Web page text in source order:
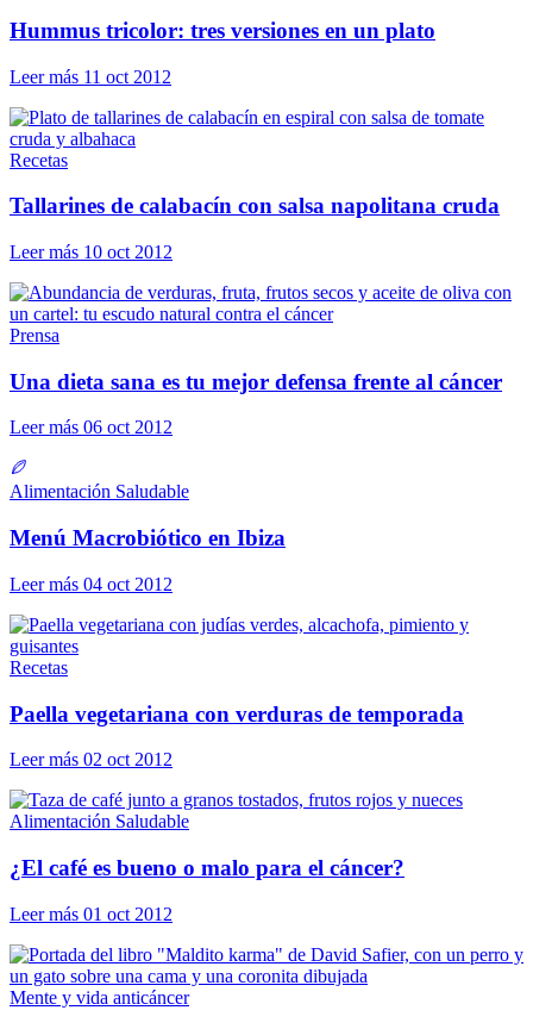
Hummus tricolor: tres versiones en un plato
Leer más 11 oct 2012
Recetas
Tallarines de calabacín con salsa napolitana cruda
Leer más 10 oct 2012
Prensa
Una dieta sana es tu mejor defensa frente al cáncer
Leer más 06 oct 2012
Alimentación Saludable
Menú Macrobiótico en Ibiza
Leer más 04 oct 2012
Recetas
Paella vegetariana con verduras de temporada
Leer más 02 oct 2012
Alimentación Saludable
¿El café es bueno o malo para el cáncer?
Leer más 01 oct 2012
Mente y vida anticáncer